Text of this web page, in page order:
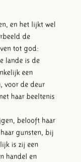
en het lijkt wel
de
tot god:
lande is de
een
voor de deur
haar beeltenis
belooft haar
gunsten, bij
is zij een
handel en